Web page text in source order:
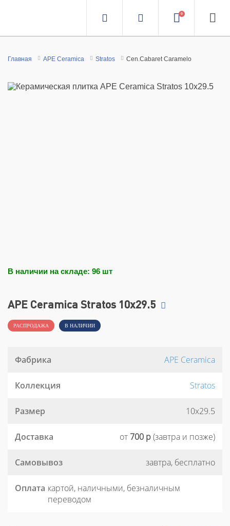
0
Главная APE Ceramica Stratos Cen.Cabaret Caramelo
В наличии на складе: 96 шт
APE Ceramica Stratos 10x29.5
РАСПРОДАЖА В НАЛИЧИИ
Фабрика APE Ceramica
Коллекция Stratos
Размер 10x29.5
Доставка от 700 р(завтра и позже)
Самовывоз завтра, бесплатно
Оплата картой, наличными, безналичным
переводом